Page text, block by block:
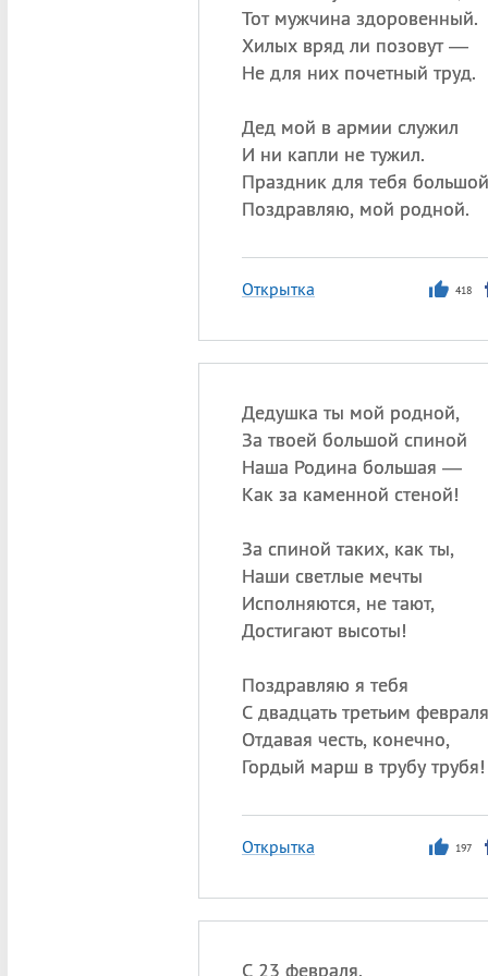
Тот мужчина здоровенный.
Хилых вряд ли позовут —
Не для них почетный труд.
Дед мой в армии служил
И ни капли не тужил.
Праздник для тебя
Поздравляю, мой родной.
Открытка 418
Дедушка ты мой родной,
За твоей большой спиной
Наша Родина большая —
Как за каменной стеной!
За спиной таких, как ты,
Наши светлые мечты
Исполняются, не тают,
Достигают высоты!
Поздравляю я тебя
С двадцать третьим
Отдавая честь, конечно,
Гордый марш в трубу трубя!
Открытка 197
С 23 февраля,